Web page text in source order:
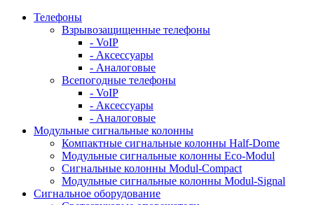
Телефоны
Взрывозащищенные телефоны
- VoIP
- Аксессуары
- Аналоговые
Всепогодные телефоны
- VoIP
- Аксессуары
- Аналоговые
Модульные сигнальные колонны
Компактные сигнальные колонны Half-Dome
Модульные сигнальные колонны Eco-Modul
Сигнальные колонны Modul-Compact
Модульные сигнальные колонны Modul-Signal
Сигнальное оборудование